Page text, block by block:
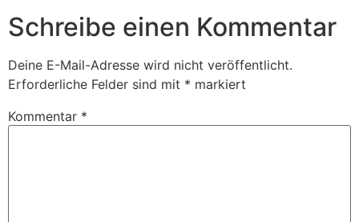
Schreibe einen Kommentar
Deine E-Mail-Adresse wird nicht veröffentlicht.
Erforderliche Felder sind mit * markiert
Kommentar *